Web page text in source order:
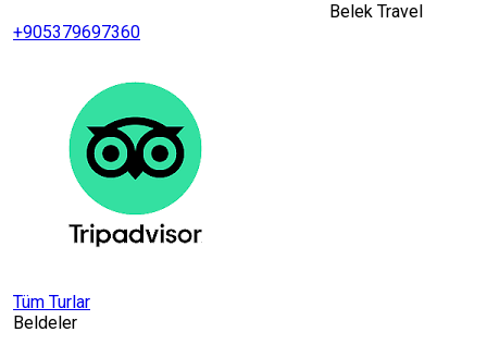
Belek Travel
+905379697360
Tüm Turlar
Beldeler